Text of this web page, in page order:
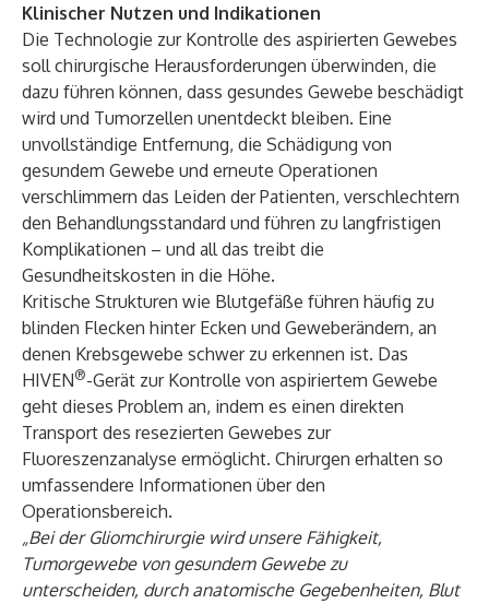
Klinischer Nutzen und Indikationen
Die Technologie zur Kontrolle des aspirierten Gewebes
soll chirurgische Herausforderungen überwinden, die
dazu führen können, dass gesundes Gewebe beschädigt
wird und Tumorzellen unentdeckt bleiben. Eine
unvollständige Entfernung, die Schädigung von
gesundem Gewebe und erneute Operationen
verschlimmern das Leiden der Patienten, verschlechtern
den Behandlungsstandard und führen zu langfristigen
Komplikationen – und all das treibt die
Gesundheitskosten in die Höhe.
Kritische Strukturen wie Blutgefäße führen häufig zu
blinden Flecken hinter Ecken und Geweberändern, an
denen Krebsgewebe schwer zu erkennen ist. Das
HIVEN®-Gerät zur Kontrolle von aspiriertem Gewebe
geht dieses Problem an, indem es einen direkten
Transport des resezierten Gewebes zur
Fluoreszenzanalyse ermöglicht. Chirurgen erhalten so
umfassendere Informationen über den
Operationsbereich.
„Bei der Gliomchirurgie wird unsere Fähigkeit,
Tumorgewebe von gesundem Gewebe zu
unterscheiden, durch anatomische Gegebenheiten, Blut